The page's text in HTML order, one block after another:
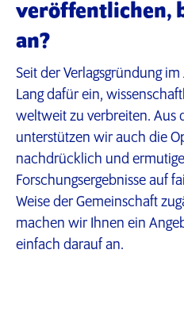
veröffentlichen,
an?
Seit der Verlagsgründung im
Lang dafür ein,
weltweit zu verbreiten. Aus
unterstützen wir auch die
nachdrücklich und
Forschungsergebnisse auf
Weise der Gemeinschaft
machen wir Ihnen ein
einfach darauf an.